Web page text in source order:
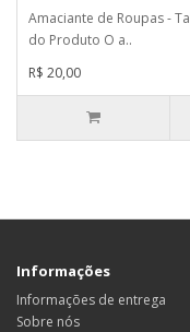
Amaciante de Roupas -
do Produto O a..
R$ 20,00
Informações
Informações de entrega
Sobre nós